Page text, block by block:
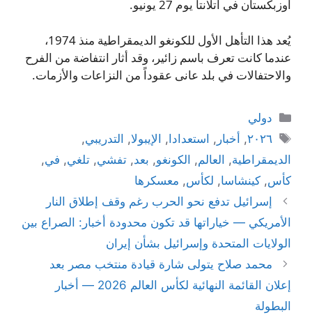
أوزبكستان في أتلانتا يوم 27 يونيو.
يُعد هذا التأهل الأول للكونغو الديمقراطية منذ 1974،
عندما كانت تعرف باسم زائير، وقد أثار انتفاضة من الفرح
والاحتفالات في بلد عانى عقوداً من النزاعات والأزمات.
التصنيفات
دولي
الوسوم
٢٠٢٦, أخبار , استعدادا, الإيبولا, التدريبي,
الديمقراطية, العالم, الكونغو, بعد, تفشي, تلغي, في,
كأس, كينشاسا, لكأس, معسكرها
إسرائيل تدفع نحو الحرب رغم وقف إطلاق النار
الأمريكي — خياراتها قد تكون محدودة أخبار: الصراع بين
الولايات المتحدة وإسرائيل بشأن إيران
محمد صلاح يتولى شارة قيادة منتخب مصر بعد
إعلان القائمة النهائية لكأس العالم 2026 — أخبار
البطولة